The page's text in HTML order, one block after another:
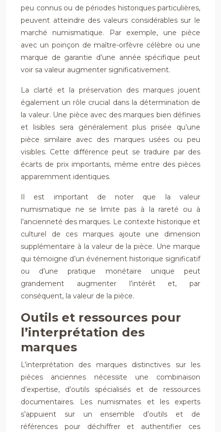
peu connus ou de périodes historiques particulières,
peuvent atteindre des valeurs considérables sur le
marché numismatique. Par exemple, une pièce
avec un poinçon de maître-orfèvre célèbre ou une
marque de garantie d’une année spécifique peut
voir sa valeur augmenter significativement.
La clarté et la préservation des marques jouent
également un rôle crucial dans la détermination de
la valeur. Une pièce avec des marques bien définies
et lisibles sera généralement plus prisée qu’une
pièce similaire avec des marques usées ou peu
visibles. Cette différence peut se traduire par des
écarts de prix importants, même entre des pièces
apparemment identiques.
Il est important de noter que la valeur
numismatique ne se limite pas à la rareté ou à
l’ancienneté des marques. Le contexte historique et
culturel de ces marques ajoute une dimension
supplémentaire à la valeur de la pièce. Une marque
qui témoigne d’un événement historique significatif
ou d’une pratique monétaire unique peut
grandement augmenter l’intérêt et, par
conséquent, la valeur de la pièce.
Outils et ressources pour
l’interprétation des
marques
L’interprétation des marques distinctives sur les
pièces anciennes nécessite une combinaison
d’expertise, d’outils spécialisés et de ressources
documentaires. Les numismates et les experts
s’appuient sur un ensemble d’outils et de
références pour déchiffrer et authentifier ces